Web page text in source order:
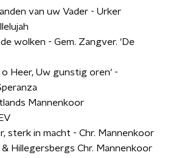
van uw Vader - Urker
wolken - Gem. Zangver. 'De
o Heer, Uw gunstig oren' -
Mannenkoor
sterk in macht - Chr. Mannenkoor
Hillegersbergs Chr. Mannenkoor